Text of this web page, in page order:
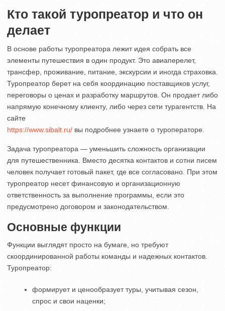
Кто такой туропреатор и что он
делает
В основе работы туропреатора лежит идея собрать все
элементы путешествия в один продукт. Это авиаперелет,
трансфер, проживание, питание, экскурсии и иногда страховка.
Туропреатор берет на себя координацию поставщиков услуг,
переговоры о ценах и разработку маршрутов. Он продает либо
напрямую конечному клиенту, либо через сети турагентств. На
сайте
https://www.sibalt.ru/ вы подробнее узнаете о туроператоре.
Задача туропреатора — уменьшить сложность организации
для путешественника. Вместо десятка контактов и сотни писем
человек получает готовый пакет, где все согласовано. При этом
туропреатор несет финансовую и организационную
ответственность за выполнение программы, если это
предусмотрено договором и законодательством.
Основные функции
Функции выглядят просто на бумаге, но требуют
скоординированной работы команды и надежных контактов.
Туропреатор:
формирует и ценообразует туры, учитывая сезон,
спрос и свои наценки;